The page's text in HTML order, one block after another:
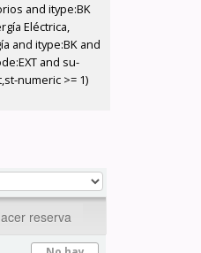
and itype:BK
Eléctrica,
and itype:BK and
and su-
numeric >= 1)
reserva